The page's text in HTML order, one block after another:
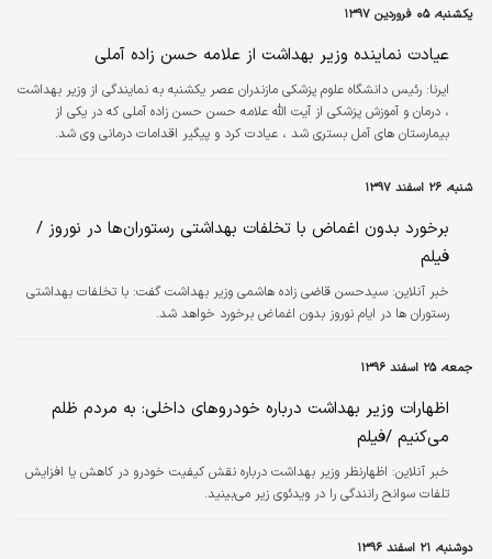
یکشنبه، ۰۵ فروردین ۱۳۹۷
عیادت نماینده وزیر بهداشت از علامه حسن زاده آملی
ایرنا: رئیس دانشگاه علوم پزشکی مازندران عصر یکشنبه به نمایندگی از وزیر بهداشت
، درمان و آموزش پزشکی از آیت الله علامه حسن حسن زاده آملی که در یکی از
بیمارستان های آمل بستری شد ، عیادت کرد و پیگیر اقدامات درمانی وی شد.
شنبه، ۲۶ اسفند ۱۳۹۷
برخورد بدون اغماض با تخلفات بهداشتی رستوران‌ها در نوروز /
فیلم
خبر آنلاین: سیدحسن قاضی زاده هاشمی وزیر بهداشت گفت: با تخلفات بهداشتی
رستوران ها در ایام نوروز بدون اغماض برخورد خواهد شد.
جمعه، ۲۵ اسفند ۱۳۹۶
اظهارات وزیر بهداشت درباره خودروهای داخلی: به مردم ظلم
می‌کنیم /فیلم
خبر آنلاین: اظهارنظر وزیر بهداشت درباره نقش کیفیت خودرو در کاهش یا افزایش
تلفات سوانح رانندگی را در ویدئوی زیر می‌بینید.
دوشنبه، ۲۱ اسفند ۱۳۹۶